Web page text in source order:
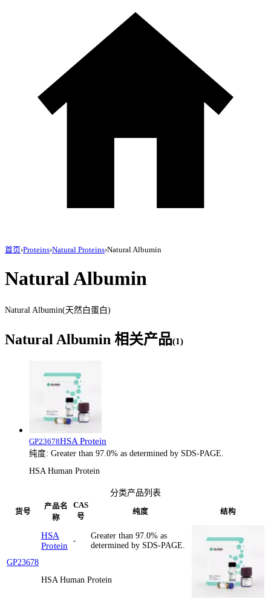
首页›Proteins›Natural Proteins›Natural Albumin
Natural Albumin
Natural Albumin(天然白蛋白)
Natural Albumin 相关产品(1)
GP23678HSA Protein
纯度: Greater than 97.0% as determined by SDS-PAGE.
HSA Human Protein
分类产品列表
货号
产品名
称
CAS
号
纯度 结构
GP23678
HSA
Protein
-
Greater than 97.0% as
determined by SDS-PAGE.
HSA Human Protein